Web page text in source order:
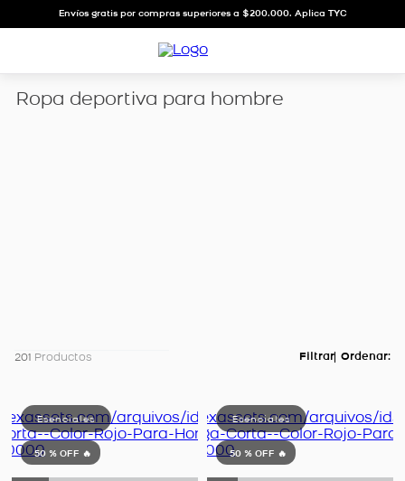
Envíos gratis por compras superiores a $200.000. Aplica TYC
Ropa deportiva para hombre
201 Productos
50 % OFF 🔥 50 % OFF 🔥